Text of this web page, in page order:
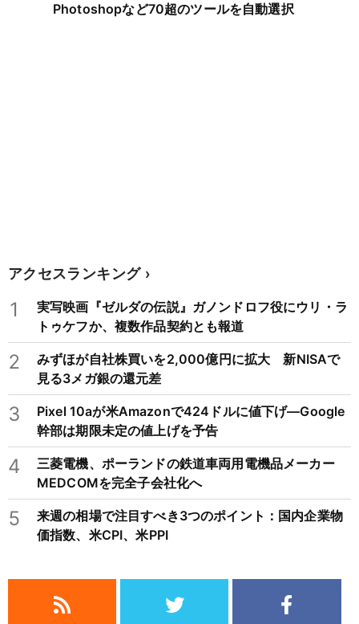
Photoshopなど70超のツールを自動選択
アクセスランキング
1
実写映画『ゼルダの伝説』ガノンドロフ役にウリ・ラ
トゥケフか、複数作品契約とも報道
2
みずほが自社株買いを2,000億円に拡大 新NISAで
見る3メガ銀の還元差
3
Pixel 10aが米Amazonで424ドルに値下げ―Google
幹部は期限未定の値上げを予告
4
三菱電機、ポーランドの鉄道車両用電機品メーカー
MEDCOMを完全子会社化へ
5
来週の相場で注目すべき3つのポイント：国内企業物
価指数、米CPI、米PPI